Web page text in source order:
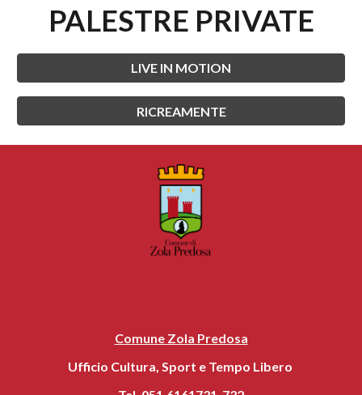
PALESTRE PRIVATE
LIVE IN MOTION
RICREAMENTE
Comune Zola Predosa
Ufficio Cultura, Sport e Tempo Libero